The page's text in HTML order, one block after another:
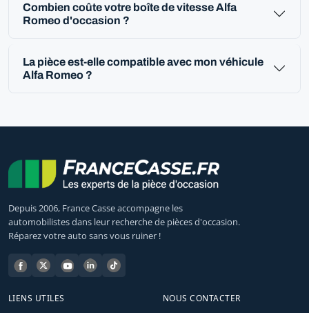
Combien coûte votre boîte de vitesse Alfa
Romeo d'occasion ?
La pièce est-elle compatible avec mon véhicule
Alfa Romeo ?
Depuis 2006, France Casse accompagne les
automobilistes dans leur recherche de pièces d'occasion.
Réparez votre auto sans vous ruiner !
LIENS UTILES NOUS CONTACTER